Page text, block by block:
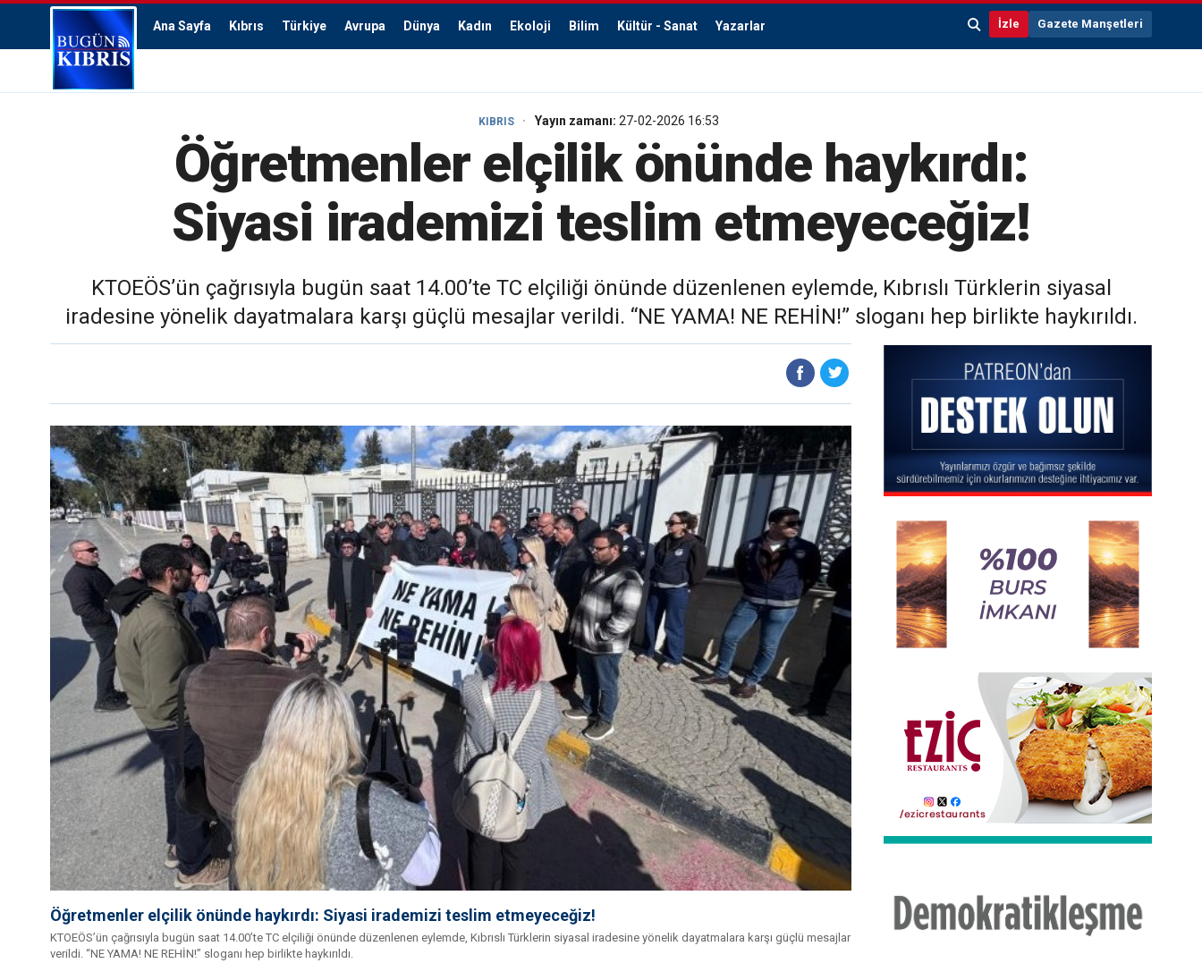
Ana Sayfa Kıbrıs Türkiye Avrupa Dünya Kadın Ekoloji Bilim Kültür - Sanat Yazarlar İzle Gazete Manşetleri
KIBRIS Yayın zamanı: 27-02-2026 16:53
Öğretmenler elçilik önünde haykırdı:
Siyasi irademizi teslim etmeyeceğiz!
KTOEÖS’ün çağrısıyla bugün saat 14.00’te TC elçiliği önünde düzenlenen eylemde, Kıbrıslı Türklerin siyasal
iradesine yönelik dayatmalara karşı güçlü mesajlar verildi. “NE YAMA! NE REHİN!” sloganı hep birlikte haykırıldı.
Öğretmenler elçilik önünde haykırdı: Siyasi irademizi teslim etmeyeceğiz!
KTOEÖS’ün çağrısıyla bugün saat 14.00’te TC elçiliği önünde düzenlenen eylemde, Kıbrıslı Türklerin siyasal iradesine yönelik dayatmalara karşı güçlü mesajlar
verildi. “NE YAMA! NE REHİN!” sloganı hep birlikte haykırıldı.